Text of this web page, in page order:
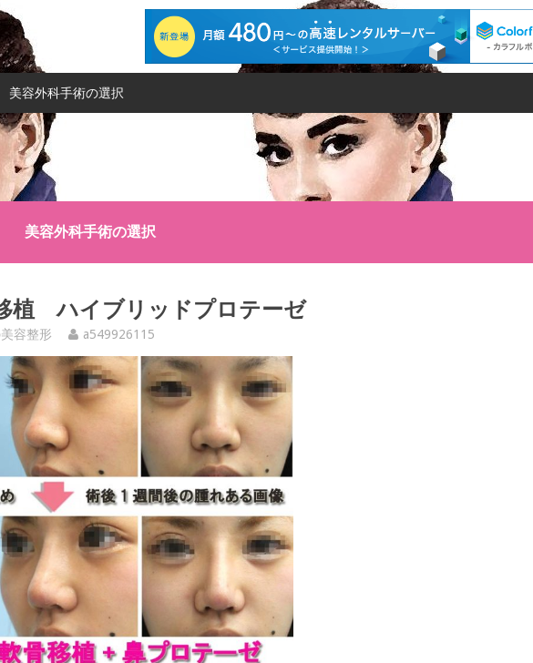
美容外科手術の選択
美容外科手術の選択
植 ハイブリッドプロテーゼ
容整形 a549926115